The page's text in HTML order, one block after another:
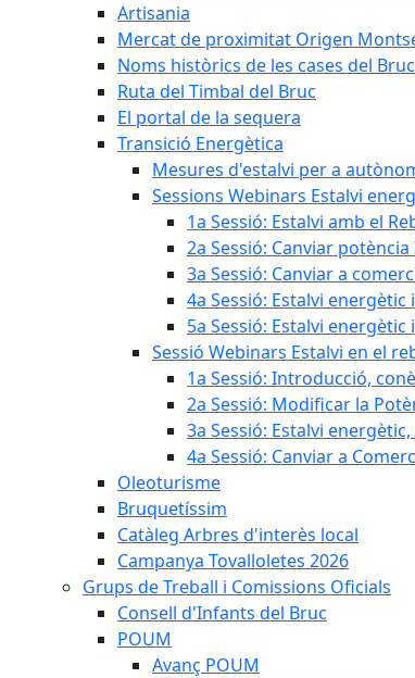
Artisania
Mercat de proximitat Origen
Noms històrics de les cases del Bruc
Ruta del Timbal del Bruc
El portal de la sequera
Transició Energètica
Mesures d'estalvi per a
Sessions Webinars Estalvi
1a Sessió: Estalvi amb el
2a Sessió: Canviar
3a Sessió: Canviar a
4a Sessió: Estalvi
5a Sessió: Estalvi
Sessió Webinars Estalvi en el
1a Sessió: Introducció,
2a Sessió: Modificar la
3a Sessió: Estalvi
4a Sessió: Canviar a
Oleoturisme
Bruquetíssim
Catàleg Arbres d'interès local
Campanya Tovalloletes 2026
Grups de Treball i Comissions Oficials
Consell d'Infants del Bruc
POUM
Avanç POUM